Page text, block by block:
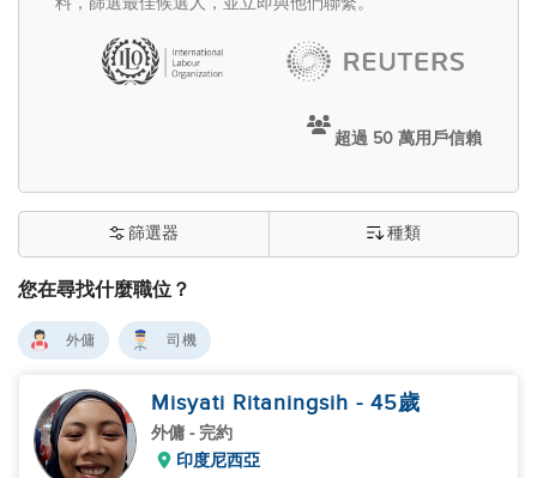
超過 50 萬用戶信賴
您在尋找什麼職位？
篩選器 種類
外傭 司機
Misyati Ritaningsih - 45歲
外傭 - 完約
印度尼西亞